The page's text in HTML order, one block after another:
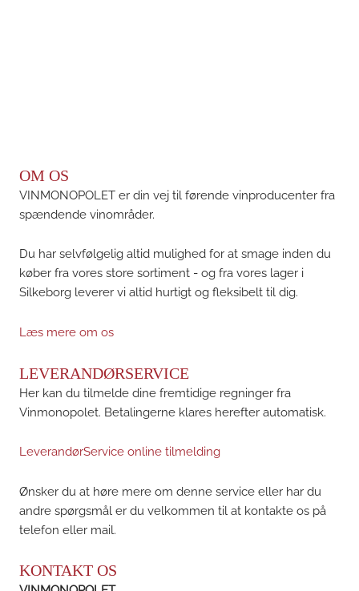
OM OS
VINMONOPOLET er din vej til førende vinproducenter fra
spændende vinområder.
Du har selvfølgelig altid mulighed for at smage inden du
køber fra vores store sortiment - og fra vores lager i
Silkeborg leverer vi altid hurtigt og fleksibelt til dig.
Læs mere om os
LEVERANDØRSERVICE
Her kan du tilmelde dine fremtidige regninger fra
Vinmonopolet. Betalingerne klares herefter automatisk.
LeverandørService online tilmelding
Ønsker du at høre mere om denne service eller har du
andre spørgsmål er du velkommen til at kontakte os på
telefon eller mail.
KONTAKT OS